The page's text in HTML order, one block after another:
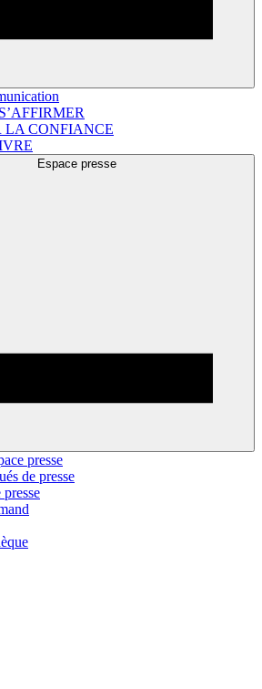
LA CONFIANCE
Espace presse
presse
de presse